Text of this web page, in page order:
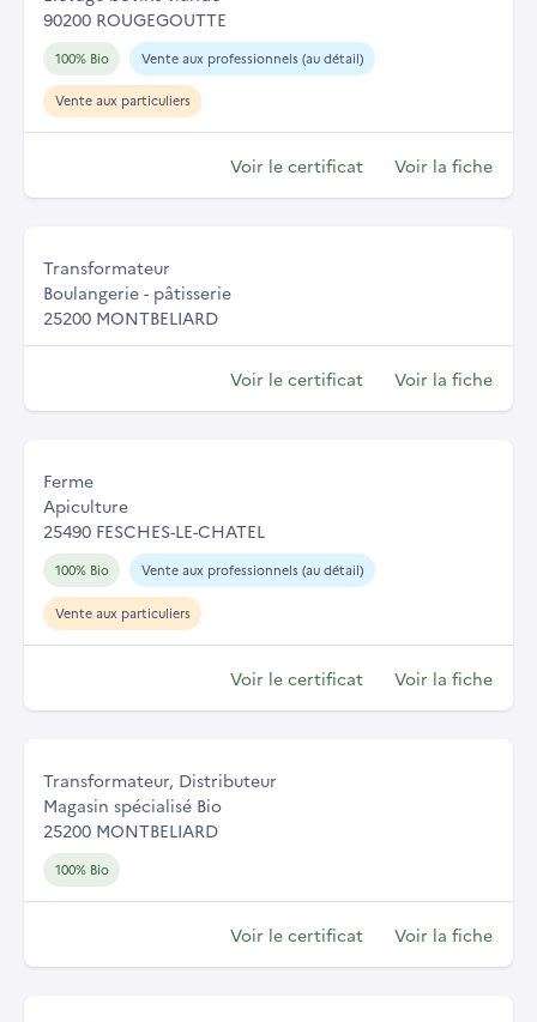
90200 ROUGEGOUTTE
100% Bio Vente aux professionnels (au détail)
Vente aux particuliers
Voir le certificat Voir la fiche
Transformateur
Boulangerie - pâtisserie
25200 MONTBELIARD
Voir le certificat Voir la fiche
Ferme
Apiculture
25490 FESCHES-LE-CHATEL
100% Bio Vente aux professionnels (au détail)
Vente aux particuliers
Voir le certificat Voir la fiche
Transformateur, Distributeur
Magasin spécialisé Bio
25200 MONTBELIARD
100% Bio
Voir le certificat Voir la fiche